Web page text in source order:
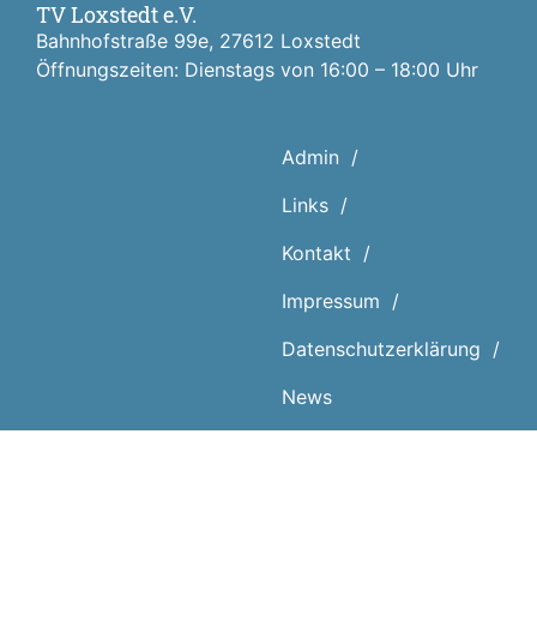
TV Loxstedt e.V.
Bahnhofstraße 99e, 27612 Loxstedt
Öffnungszeiten: Dienstags von 16:00 – 18:00 Uhr
Admin
Links
Kontakt
Impressum
Datenschutz­erklärung
News